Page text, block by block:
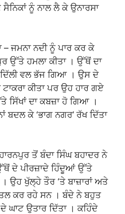
ਨੂੰ ਨਾਲ ਲੈ ਕੇ ਉਨਾਰਸਾ
ਜਮਨਾ ਨਦੀ ਨੂੰ ਪਾਰ ਕਰ ਕੇ
ਉੱਤੇ ਹਮਲਾ ਕੀਤਾ । ਉੱਥੋਂ ਦਾ
ਦਿੱਲੀ ਵਲ ਭੱਜ ਗਿਆ । ਉਸ ਦੇ
ਕੀਤਾ ਪਰ ਉਹ ਹਾਰ ਗਏ
ਸਿੱਖਾਂ ਦਾ ਕਬਜ਼ਾ ਹੋ ਗਿਆ ।
ਬਦਲ ਕੇ ‘ਭਾਗ ਨਗਰ’ ਰੱਖ ਦਿੱਤਾ
ਤੋਂ ਬੰਦਾ ਸਿੰਘ ਬਹਾਦਰ ਨੇ
ਦੇ ਪੀਰਜ਼ਾਦੇ ਹਿੰਦੂਆਂ ਉੱਤੇ
ਉਹ ਖੁੱਲ੍ਹੇ ਤੌਰ ‘ਤੇ ਬਾਜ਼ਾਰਾਂ ਅਤੇ
ਕਰ ਰਹੇ ਸਨ । ਬੰਦੇ ਨੇ ਬਹੁਤ
ਘਾਟ ਉਤਾਰ ਦਿੱਤਾ । ਕਹਿੰਦੇ